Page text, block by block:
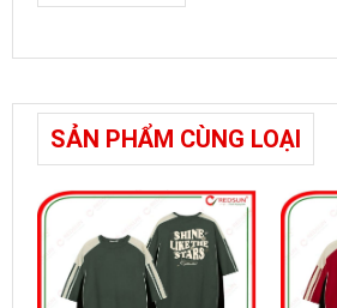
SẢN PHẨM CÙNG LOẠI